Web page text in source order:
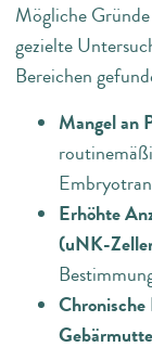
Mögliche
gezielte
Bereichen
Mangel an
Erhöhte
(uNK-